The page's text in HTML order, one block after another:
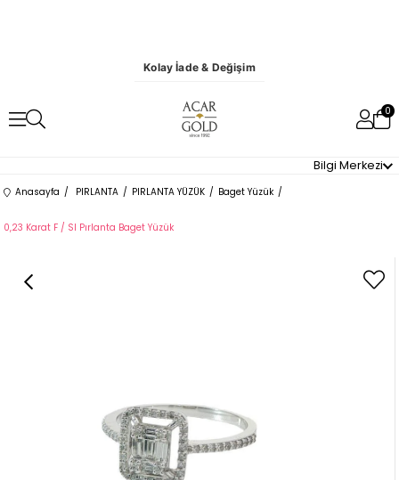
Kolay İade & Değişim
0
Bilgi Merkezi
Anasayfa PIRLANTA PIRLANTA YÜZÜK Baget Yüzük
0,23 Karat F / SI Pırlanta Baget Yüzük